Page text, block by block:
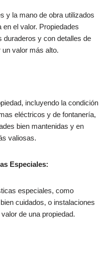
y la mano de obra utilizados
el valor. Propiedades
duraderos y con detalles de
un valor más alto.
incluyendo la condición
eléctricos y de fontanería,
bien mantenidas y en
valiosas.
Especiales:
especiales, como
cuidados, o instalaciones
de una propiedad.